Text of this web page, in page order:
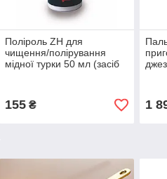
Поліроль ZH для
чищення/полірування
мідної турки 50 мл (засіб
155₴ 1